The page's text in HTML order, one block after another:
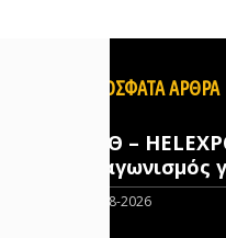
ΠΡΟΣΦΑΤΑ ΑΡΘΡΑ
ΔΕΘ –
07-08-2026